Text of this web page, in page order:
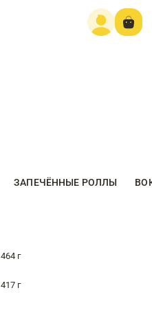
ЗАПЕЧЁННЫЕ РОЛЛЫ
464 г
417 г